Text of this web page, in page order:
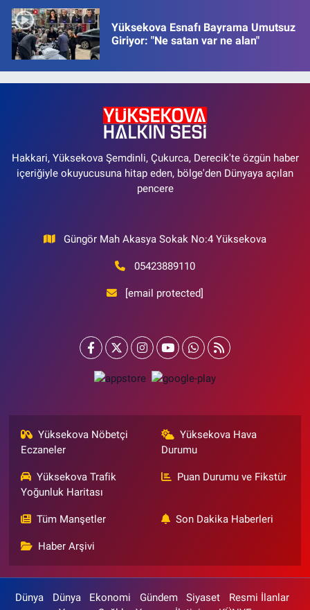
Yüksekova Esnafı Bayrama Umutsuz
Giriyor: "Ne satan var ne alan"
Hakkari, Yüksekova Şemdinli, Çukurca, Derecik'te özgün haber
içeriğiyle okuyucusuna hitap eden, bölge'den Dünyaya açılan
pencere
Güngör Mah Akasya Sokak No:4 Yüksekova
05423889110
[email protected]
Yüksekova Nöbetçi
Eczaneler
Yüksekova Hava
Durumu
Yüksekova Trafik
Yoğunluk Haritası
Puan Durumu ve Fikstür
Tüm Manşetler Son Dakika Haberleri
Haber Arşivi
Dünya Dünya Ekonomi Gündem Siyaset
Resmi İlanlar